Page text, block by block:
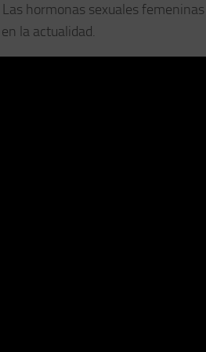
hormonas sexuales
la actualidad.